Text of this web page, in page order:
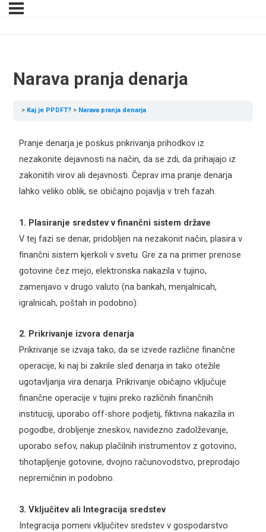
Narava pranja denarja
Kaj je PPDFT? Narava pranja denarja
Pranje denarja je poskus prikrivanja prihodkov iz
nezakonite dejavnosti na način, da se zdi, da prihajajo iz
zakonitih virov ali dejavnosti. Čeprav ima pranje denarja
lahko veliko oblik, se običajno pojavlja v treh fazah.
1. Plasiranje sredstev v finančni sistem države
V tej fazi se denar, pridobljen na nezakonit način, plasira v
finančni sistem kjerkoli v svetu. Gre za na primer prenose
gotovine čez mejo, elektronska nakazila v tujino,
zamenjavo v drugo valuto (na bankah, menjalnicah,
igralnicah, poštah in podobno).
2. Prikrivanje izvora denarja
Prikrivanje se izvaja tako, da se izvede različne finančne
operacije, ki naj bi zakrile sled denarja in tako otežile
ugotavljanja vira denarja. Prikrivanje običajno vključuje
finančne operacije v tujini preko različnih finančnih
instituciji, uporabo off-shore podjetij, fiktivna nakazila in
pogodbe, drobljenje zneskov, navidezno zadolževanje,
uporabo sefov, nakup plačilnih instrumentov z gotovino,
tihotapljenje gotovine, dvojno računovodstvo, preprodajo
nepremičnin in podobno.
3. Vključitev ali Integracija sredstev
Integracija pomeni vključitev sredstev v gospodarstvo